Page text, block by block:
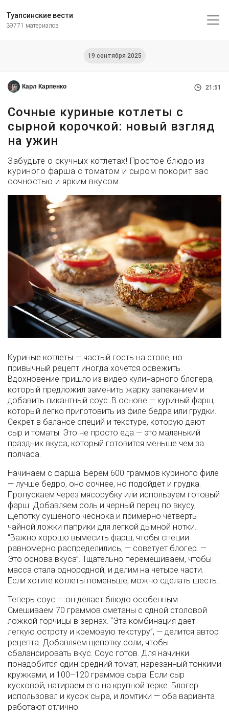
Туапсинские вести
39771 материалов
19 сентября 2025
Карл Карпенко 21:51
Сочные куриные котлеты с
сырной корочкой: новый взгляд
на ужин
Забудьте о скучных котлетах! Простое блюдо из
куриного фарша с томатом и сыром покорит вас
сочностью и ярким вкусом.
Куриные котлеты — частый гость на столе, но
привычный рецепт иногда хочется освежить.
Вдохновение пришло из видео кулинарного блогера,
который предложил заменить жарку запеканием и
добавить пикантный соус. В основе — куриный фарш,
который легко приготовить из филе бедра или грудки.
Секрет в балансе специй и текстуре, которую дают
сыр и томаты. Это не просто еда — это маленький
праздник вкуса, который готовится меньше чем за
полчаса.
Начинаем с фарша. Берем 600 граммов куриного филе
— лучше бедро, оно сочнее, но подойдет и грудка.
Пропускаем через мясорубку или используем готовый
фарш. Добавляем соль и черный перец по вкусу,
щепотку сушеного чеснока и примерно четверть
чайной ложки паприки для легкой дымной нотки.
“Важно хорошо вымесить фарш, чтобы специи
равномерно распределились, — советует блогер. —
Это основа вкуса”. Тщательно перемешиваем, чтобы
масса стала однородной, и делим на четыре части.
Если хотите котлеты поменьше, можно сделать шесть.
Теперь соус — он делает блюдо особенным.
Смешиваем 70 граммов сметаны с одной столовой
ложкой горчицы в зернах. “Эта комбинация дает
легкую остроту и кремовую текстуру”, — делится автор
рецепта. Добавляем щепотку соли, чтобы
сбалансировать вкус. Соус готов. Для начинки
понадобится один средний томат, нарезанный тонкими
кружками, и 100–120 граммов сыра. Если сыр
кусковой, натираем его на крупной терке. Блогер
использовал и кусок сыра, и ломтики — оба варианта
работают отлично.